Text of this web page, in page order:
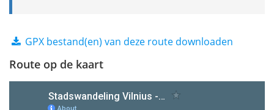
GPX bestand(en) van deze route downloaden
Route op de kaart